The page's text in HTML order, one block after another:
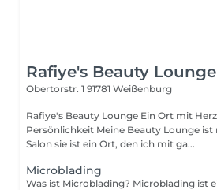
Rafiye's Beauty Lounge
Obertorstr. 1 91781 Weißenburg
Rafiye's Beauty Lounge Ein Ort mit Herz, Wärme &
Persönlichkeit Meine Beauty Lounge ist nicht einfach nur ein
Salon sie ist ein Ort, den ich mit ga...
Microblading